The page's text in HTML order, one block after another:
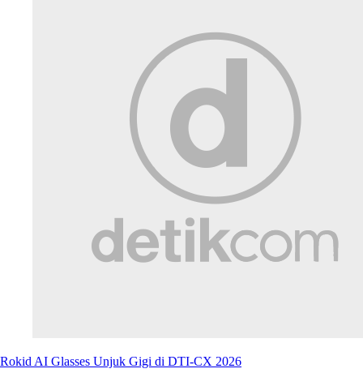
Rokid AI Glasses Unjuk Gigi di DTI-CX 2026